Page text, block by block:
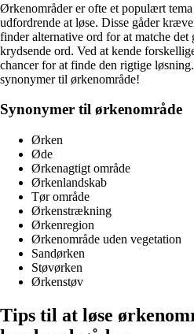
Ørkenområder er ofte et populært
udfordrende at løse. Disse gåder
finder alternative ord for at matche det
krydsende ord. Ved at kende
chancer for at finde den rigtige
synonymer til ørkenområde!
Synonymer til ørkenområde
Ørken
Øde
Ørkenagtigt område
Ørkenlandskab
Tør område
Ørkenstrækning
Ørkenregion
Ørkenområde uden vegetation
Sandørken
Støvørken
Ørkenstøv
Tips til at løse